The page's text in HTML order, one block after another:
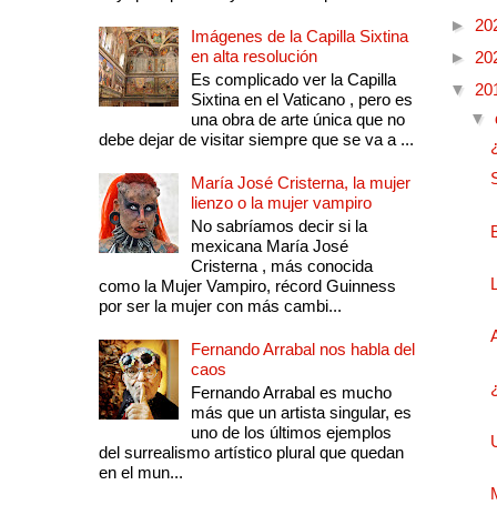
Imágenes de la Capilla Sixtina
en alta resolución
Es complicado ver la Capilla
Sixtina en el Vaticano , pero es
una obra de arte única que no
debe dejar de visitar siempre que se va a ...
María José Cristerna, la mujer
lienzo o la mujer vampiro
No sabríamos decir si la
mexicana María José
Cristerna , más conocida
como la Mujer Vampiro, récord Guinness
por ser la mujer con más cambi...
Fernando Arrabal nos habla del
caos
Fernando Arrabal es mucho
más que un artista singular, es
uno de los últimos ejemplos
del surrealismo artístico plural que quedan
en el mun...
►
►
▼
▼